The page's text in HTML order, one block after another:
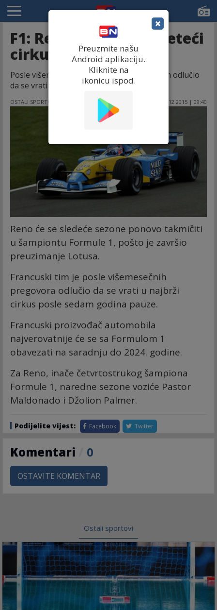
F1: Reno se vraća u "leteći
cirkus"!
Posle višemesečnih pregovora francuski tim odlučio
da se vrati u šampionat Formule 1!
OSTALI SPORTOVI 24.12.2015 | 09:40
Reno će se sledeće sezone ponovo takmičiti
u šampiontu Formule 1, pošto je završio
preuzimanje Lotusa.
Francuski tim je posle višemesečnih
pregovora odlučio da se vrati u najbrži
cirkus posle sedam godina pauze.
Francuski proizvođač automobila
najverovatnije će se sa Formulom 1
obavezati na saradnju do 2024. godine.
Za Reno, inače četvrtostrukog šampiona
Formule 1, naredne sezone voziće Pastor
Maldonado i Džolion Palmer.
Podijelite vijest: Facebook Twitter
Komentari 0
OSTAVITE KOMENTAR
Ostali sportovi
×
Preuzmite našu
Android aplikaciju.
Kliknite na
ikonicu ispod.